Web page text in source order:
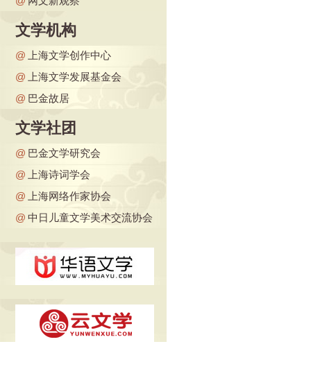
文学机构
@
上海文学创作中心
@
上海文学发展基金会
@ 巴金故居
文学社团
@ 巴金文学研究会
@
上海诗词学会
@
上海网络作家协会
@ 中日儿童文学美术交流协会